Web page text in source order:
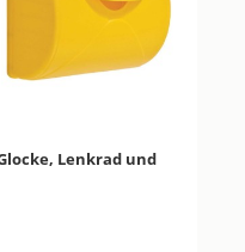
Lenkrad und